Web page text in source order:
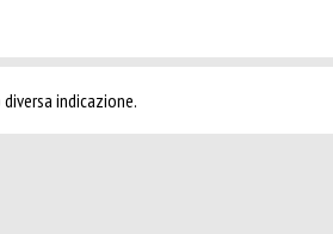
indicazione.